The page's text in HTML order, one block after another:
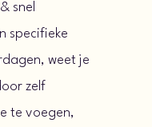
snel
specifieke
weet je
zelf
te voegen,